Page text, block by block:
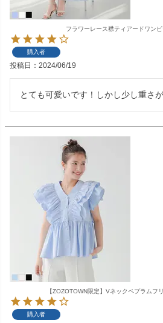
フラワーレース襟ティアードワンピ
購入者
投稿日 2024/06/19
とても可愛いです！しかし少し重さ
【ZOZOTOWN限定】Vネックペプラムフ
購入者